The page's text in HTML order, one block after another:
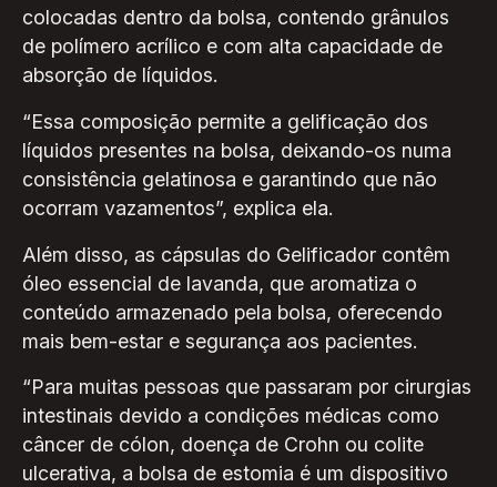
colocadas dentro da bolsa, contendo grânulos
de polímero acrílico e com alta capacidade de
absorção de líquidos.
“Essa composição permite a gelificação dos
líquidos presentes na bolsa, deixando-os numa
consistência gelatinosa e garantindo que não
ocorram vazamentos”, explica ela.
Além disso, as cápsulas do Gelificador contêm
óleo essencial de lavanda, que aromatiza o
conteúdo armazenado pela bolsa, oferecendo
mais bem-estar e segurança aos pacientes.
“Para muitas pessoas que passaram por cirurgias
intestinais devido a condições médicas como
câncer de cólon, doença de Crohn ou colite
ulcerativa, a bolsa de estomia é um dispositivo